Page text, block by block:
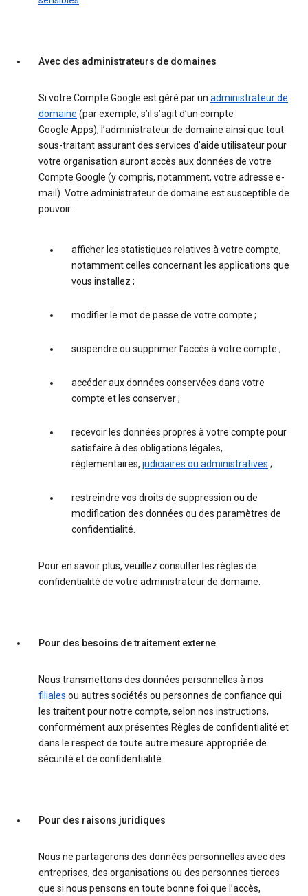
Avec des administrateurs de domaines
Si votre Compte Google est géré par un administrateur de
domaine (par exemple, s’il s’agit d’un compte
Google Apps), l’administrateur de domaine ainsi que tout
sous-traitant assurant des services d’aide utilisateur pour
votre organisation auront accès aux données de votre
Compte Google (y compris, notamment, votre adresse e-
mail). Votre administrateur de domaine est susceptible de
pouvoir :
afficher les statistiques relatives à votre compte,
notamment celles concernant les applications que
vous installez ;
modifier le mot de passe de votre compte ;
suspendre ou supprimer l’accès à votre compte ;
accéder aux données conservées dans votre
compte et les conserver ;
recevoir les données propres à votre compte pour
satisfaire à des obligations légales,
réglementaires, judiciaires ou administratives ;
restreindre vos droits de suppression ou de
modification des données ou des paramètres de
confidentialité.
Pour en savoir plus, veuillez consulter les règles de
confidentialité de votre administrateur de domaine.
Pour des besoins de traitement externe
Nous transmettons des données personnelles à nos
filiales ou autres sociétés ou personnes de confiance qui
les traitent pour notre compte, selon nos instructions,
conformément aux présentes Règles de confidentialité et
dans le respect de toute autre mesure appropriée de
sécurité et de confidentialité.
Pour des raisons juridiques
Nous ne partagerons des données personnelles avec des
entreprises, des organisations ou des personnes tierces
que si nous pensons en toute bonne foi que l’accès,